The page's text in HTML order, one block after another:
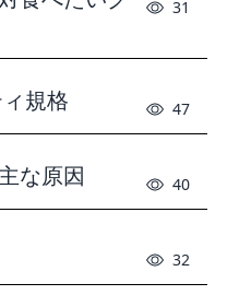
31
規格 47
な原因 40
32